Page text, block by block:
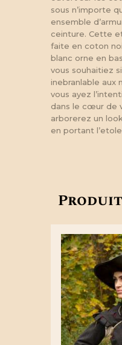
sous n’importe
ensemble
ceinture. Cette
faite en coton
blanc orne en
vous souhaitiez
inebranlable aux
vous ayez
dans le cœur de
arborerez un
en portant